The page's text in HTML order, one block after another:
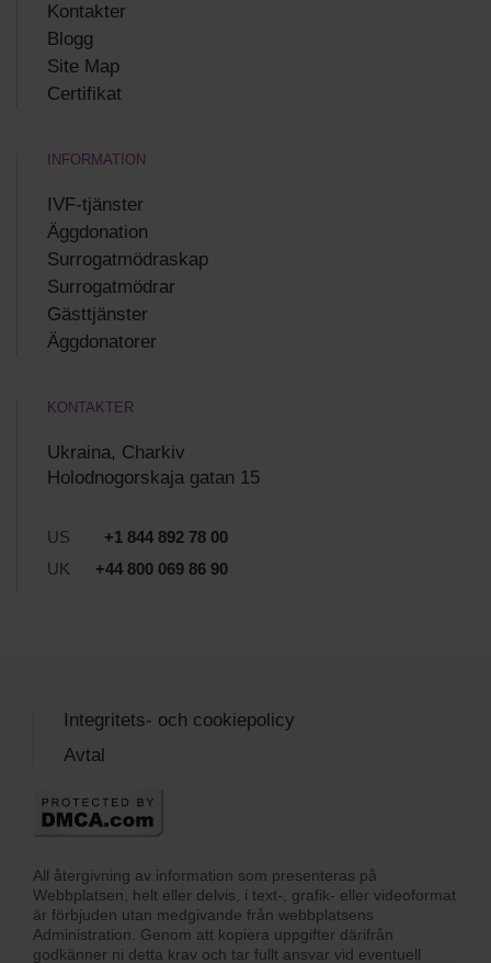
Kontakter
Blogg
Site Map
Certifikat
INFORMATION
IVF-tjänster
Äggdonation
Surrogatmödraskap
Surrogatmödrar
Gästtjänster
Äggdonatorer
KONTAKTER
Ukraina, Charkiv
Holodnogorskaja gatan 15
US
+1 844 892 78 00
UK
+44 800 069 86 90
All återgivning av information som presenteras på
Webbplatsen, helt eller delvis, i text-, grafik- eller videoformat
är förbjuden utan medgivande från webbplatsens
Administration. Genom att kopiera uppgifter därifrån
godkänner ni detta krav och tar fullt ansvar vid eventuell
Integritets- och cookiepolicy
Avtal